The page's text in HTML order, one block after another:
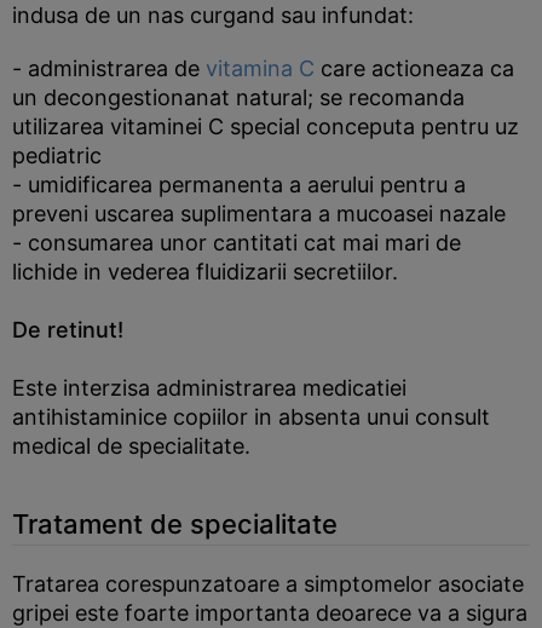
indusa de un nas curgand sau infundat:
- administrarea de vitamina C care actioneaza ca
un decongestionanat natural; se recomanda
utilizarea vitaminei C special conceputa pentru uz
pediatric
- umidificarea permanenta a aerului pentru a
preveni uscarea suplimentara a mucoasei nazale
- consumarea unor cantitati cat mai mari de
lichide in vederea fluidizarii secretiilor.
De retinut!
Este interzisa administrarea medicatiei
antihistaminice copiilor in absenta unui consult
medical de specialitate.
Tratament de specialitate
Tratarea corespunzatoare a simptomelor asociate
gripei este foarte importanta deoarece va a sigura